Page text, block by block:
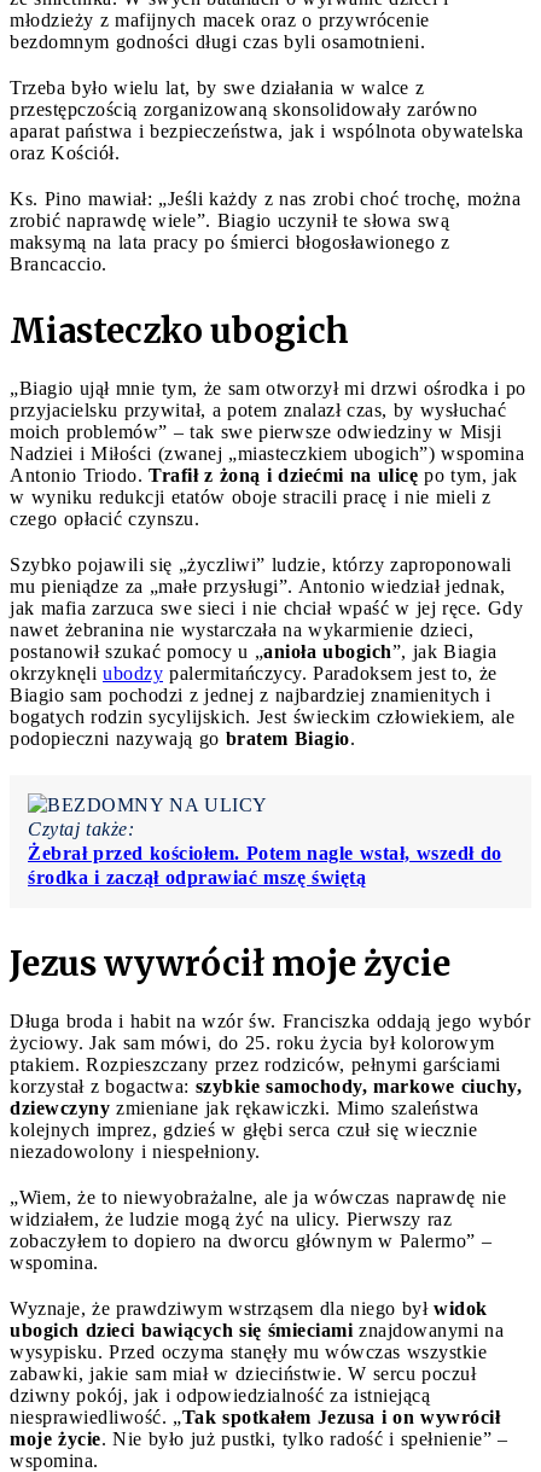
młodzieży z mafijnych macek oraz o przywrócenie
bezdomnym godności długi czas byli osamotnieni.
Trzeba było wielu lat, by swe działania w walce z
przestępczością zorganizowaną skonsolidowały zarówno
aparat państwa i bezpieczeństwa, jak i wspólnota obywatelska
oraz Kościół.
Ks. Pino mawiał: „Jeśli każdy z nas zrobi choć trochę, można
zrobić naprawdę wiele”. Biagio uczynił te słowa swą
maksymą na lata pracy po śmierci błogosławionego z
Brancaccio.
Miasteczko ubogich
„Biagio ujął mnie tym, że sam otworzył mi drzwi ośrodka i po
przyjacielsku przywitał, a potem znalazł czas, by wysłuchać
moich problemów” – tak swe pierwsze odwiedziny w Misji
Nadziei i Miłości (zwanej „miasteczkiem ubogich”) wspomina
Antonio Triodo. Trafił z żoną i dziećmi na ulicę po tym, jak
w wyniku redukcji etatów oboje stracili pracę i nie mieli z
czego opłacić czynszu.
Szybko pojawili się „życzliwi” ludzie, którzy zaproponowali
mu pieniądze za „małe przysługi”. Antonio wiedział jednak,
jak mafia zarzuca swe sieci i nie chciał wpaść w jej ręce. Gdy
nawet żebranina nie wystarczała na wykarmienie dzieci,
postanowił szukać pomocy u „anioła ubogich”, jak Biagia
okrzyknęli ubodzy palermitańczycy. Paradoksem jest to, że
Biagio sam pochodzi z jednej z najbardziej znamienitych i
bogatych rodzin sycylijskich. Jest świeckim człowiekiem, ale
podopieczni nazywają go bratem Biagio.
Czytaj także:
Żebrał przed kościołem. Potem nagle wstał, wszedł do
środka i zaczął odprawiać mszę świętą
Jezus wywrócił moje życie
Długa broda i habit na wzór św. Franciszka oddają jego wybór
życiowy. Jak sam mówi, do 25. roku życia był kolorowym
ptakiem. Rozpieszczany przez rodziców, pełnymi garściami
korzystał z bogactwa: szybkie samochody, markowe ciuchy,
dziewczyny zmieniane jak rękawiczki. Mimo szaleństwa
kolejnych imprez, gdzieś w głębi serca czuł się wiecznie
niezadowolony i niespełniony.
„Wiem, że to niewyobrażalne, ale ja wówczas naprawdę nie
widziałem, że ludzie mogą żyć na ulicy. Pierwszy raz
zobaczyłem to dopiero na dworcu głównym w Palermo” –
wspomina.
Wyznaje, że prawdziwym wstrząsem dla niego był widok
ubogich dzieci bawiących się śmieciami znajdowanymi na
wysypisku. Przed oczyma stanęły mu wówczas wszystkie
zabawki, jakie sam miał w dzieciństwie. W sercu poczuł
dziwny pokój, jak i odpowiedzialność za istniejącą
niesprawiedliwość. „Tak spotkałem Jezusa i on wywrócił
moje życie. Nie było już pustki, tylko radość i spełnienie” –
wspomina.